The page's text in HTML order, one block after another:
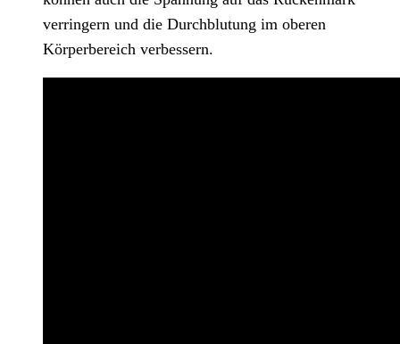
verringern und die Durchblutung im oberen
Körperbereich verbessern.